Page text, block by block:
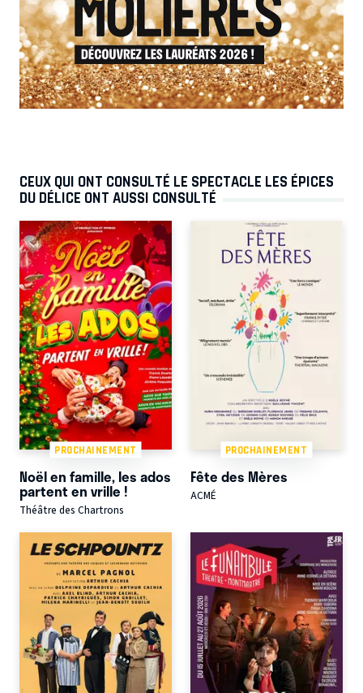
CEUX QUI ONT CONSULTÉ LE SPECTACLE LES ÉPICES
DU DÉLICE ONT AUSSI CONSULTÉ
PROCHAINEMENT
Noël en famille, les ados
partent en vrille !
Théâtre des Chartrons
PROCHAINEMENT
Fête des Mères
ACMÉ